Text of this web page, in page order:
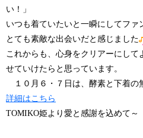
い！」
いつも着ていたいと一瞬にしてファ
とても素敵な出会いだと感じました
これからも、心身をクリアーにし
せていけたらと思っています。
１０月６・７日は、酵素と下着の
詳細はこちら
TOMIKO姫より愛と感謝を込めて～